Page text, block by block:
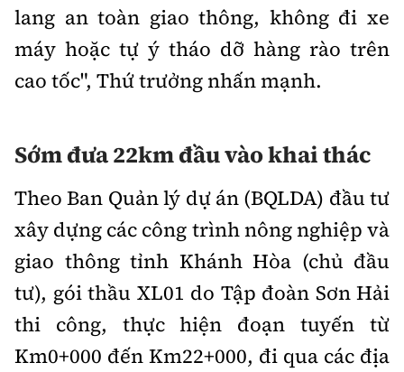
lang an toàn giao thông, không đi xe
máy hoặc tự ý tháo dỡ hàng rào trên
cao tốc", Thứ trưởng nhấn mạnh.
Sớm đưa 22km đầu vào khai thác
Theo Ban Quản lý dự án (BQLDA) đầu tư
xây dựng các công trình nông nghiệp và
giao thông tỉnh Khánh Hòa (chủ đầu
tư), gói thầu XL01 do Tập đoàn Sơn Hải
thi công, thực hiện đoạn tuyến từ
Km0+000 đến Km22+000, đi qua các địa